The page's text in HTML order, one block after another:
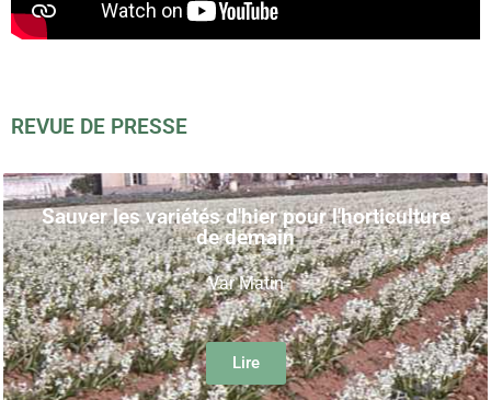
REVUE DE PRESSE
Sauver les variétés d'hier pour l'horticulture
de demain
Var Matin
Lire